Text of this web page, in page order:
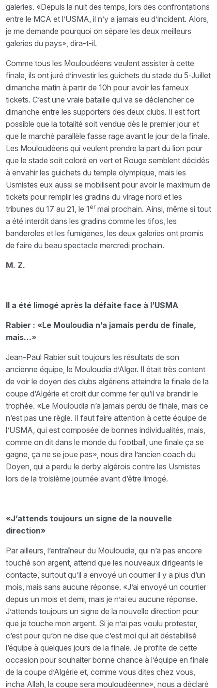
galeries. «Depuis la nuit des temps, lors des confrontations
entre le MCA et l’USMA, il n’y a jamais eu d’incident. Alors,
je me demande pourquoi on sépare les deux meilleurs
galeries du pays», dira-t-il.
Comme tous les Mouloudéens veulent assister à cette
finale, ils ont juré d’investir les guichets du stade du 5-Juillet
dimanche matin à partir de 10h pour avoir les fameux
tickets. C’est une vraie bataille qui va se déclencher ce
dimanche entre les supporters des deux clubs. Il est fort
possible que la totalité soit vendue dès le premier jour et
que le marché parallèle fasse rage avant le jour de la finale.
Les Mouloudéens qui veulent prendre la part du lion pour
que le stade soit coloré en vert et Rouge semblent décidés
à envahir les guichets du temple olympique, mais les
Usmistes eux aussi se mobilisent pour avoir le maximum de
tickets pour remplir les gradins du virage nord et les
tribunes du 17 au 21, le 1 ermai prochain. Ainsi, même si tout
a été interdit dans les gradins comme les tifos, les
banderoles et les fumigènes, les deux galeries ont promis
de faire du beau spectacle mercredi prochain.
M. Z.
Il a été limogé après la défaite face à l’USMA
Rabier : «Le Mouloudia n’a jamais perdu de finale,
mais…»
Jean-Paul Rabier suit toujours les résultats de son
ancienne équipe, le Mouloudia d’Alger. Il était très content
de voir le doyen des clubs algériens atteindre la finale de la
coupe d’Algérie et croit dur comme fer qu’il va brandir le
trophée. «Le Mouloudia n’a jamais perdu de finale, mais ce
n’est pas une règle. Il faut faire attention à cette équipe de
l’USMA, qui est composée de bonnes individualités, mais,
comme on dit dans le monde du football, une finale ça se
gagne, ça ne se joue pas», nous dira l’ancien coach du
Doyen, qui a perdu le derby algérois contre les Usmistes
lors de la troisième journée avant d’être limogé.
«J’attends toujours un signe de la nouvelle
direction»
Par ailleurs, l’entraîneur du Mouloudia, qui n’a pas encore
touché son argent, attend que les nouveaux dirigeants le
contacte, surtout qu’il a envoyé un courrier il y a plus d’un
mois, mais sans aucune réponse. «J’ai envoyé un courrier
depuis un mois et demi, mais je n’ai eu aucune réponse.
J’attends toujours un signe de la nouvelle direction pour
que je touche mon argent. Si je n’ai pas voulu protester,
c’est pour qu’on ne dise que c’est moi qui ait déstabilisé
l’équipe à quelques jours de la finale. Je profite de cette
occasion pour souhaiter bonne chance à l’équipe en finale
de la coupe d’Algérie et, comme vous dites chez vous,
incha Allah, la coupe sera mouloudéenne», nous a déclaré